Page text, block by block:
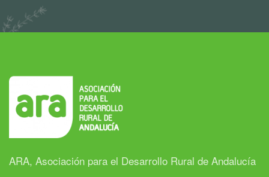
ARA, Asociación para el Desarrollo Rural de Andalucía